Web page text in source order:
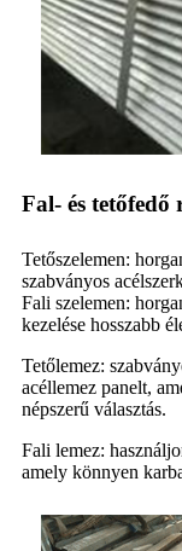
Fal- és tetőfedő
Tetőszelemen:
szabványos
Fali szelemen:
kezelése hosszabb
Tetőlemez:
acéllemez panelt,
népszerű választás.
Fali lemez:
amely könnyen